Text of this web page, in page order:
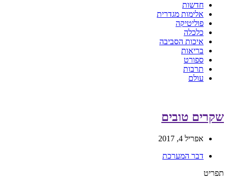
חדשות
אלימות מגדרית
פוליטיקה
כלכלה
איכות הסביבה
בריאות
ספורט
תרבות
עולם
שקרים טובים
אפריל 4, 2017
דבר המערכת
תפריט